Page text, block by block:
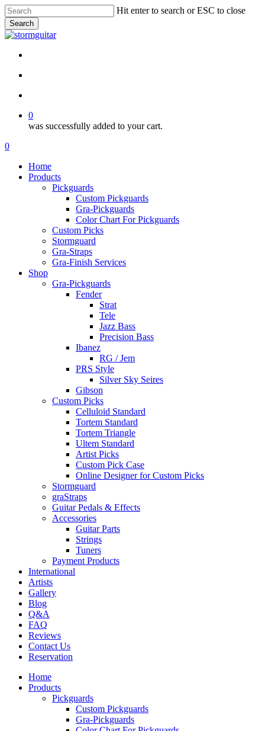
Skip
to
main
content
Hit enter to search or ESC to close
Search
Close
0
was successfully added to your cart.
Menu
search
account
0
Home
Products
Pickguards
Custom Pickguards
Gra-Pickguards
Color Chart For Pickguards
Custom Picks
Stormguard
Gra-Straps
Gra-Finish Services
Shop
Gra-Pickguards
Fender
Strat
Tele
Jazz Bass
Precision Bass
Ibanez
RG / Jem
PRS Style
Silver Sky Seires
Gibson
Custom Picks
Celluloid Standard
Tortem Standard
Tortem Triangle
Ultem Standard
Artist Picks
Custom Pick Case
Online Designer for Custom Picks
Stormguard
graStraps
Guitar Pedals & Effects
Accessories
Guitar Parts
Strings
Tuners
Payment Products
International
Artists
Gallery
Blog
Q&A
FAQ
Reviews
Contact Us
Reservation
Home
Products
Pickguards
Custom Pickguards
Gra-Pickguards